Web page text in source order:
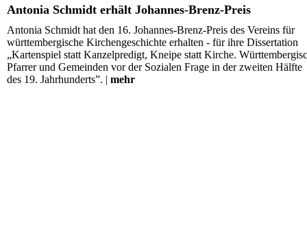
Antonia Schmidt erhält Johannes-Brenz-Preis
Antonia Schmidt hat den 16. Johannes-Brenz-Preis des Vereins für
württembergische Kirchengeschichte erhalten - für ihre Dissertation
„Kartenspiel statt Kanzelpredigt, Kneipe statt Kirche.
Pfarrer und Gemeinden vor der Sozialen Frage in der zweiten Hälfte
des 19. Jahrhunderts”. | mehr